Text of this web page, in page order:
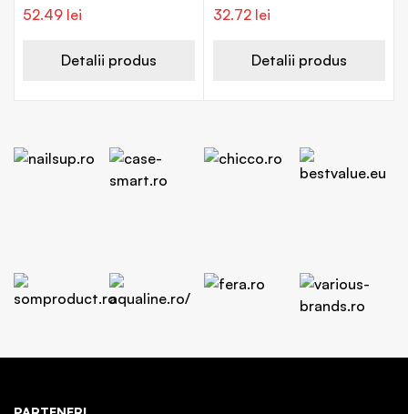
52.49 lei
Detalii produs
32.72 lei
Detalii produs